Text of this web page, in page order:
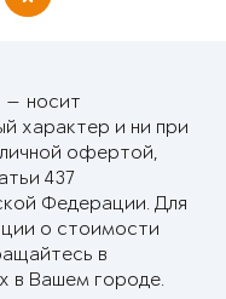
— носит
характер и ни при
офертой,
437
Федерации. Для
о стоимости
в
в Вашем городе.